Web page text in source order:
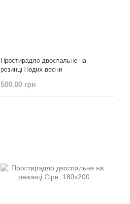
Простирадло двоспальне на
резинці Подих весни
500.00 грн